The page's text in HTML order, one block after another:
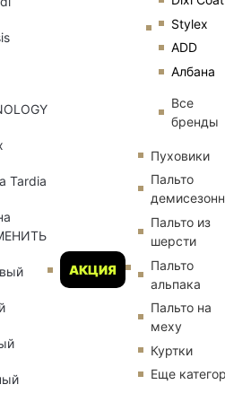
Stylex
ADD
Албана
Все
бренды
АКЦИЯ
Пуховики
Пальто
Пальто из
шерсти
Пальто
альпака
Пальто на
меху
Куртки
Еще
Tardia